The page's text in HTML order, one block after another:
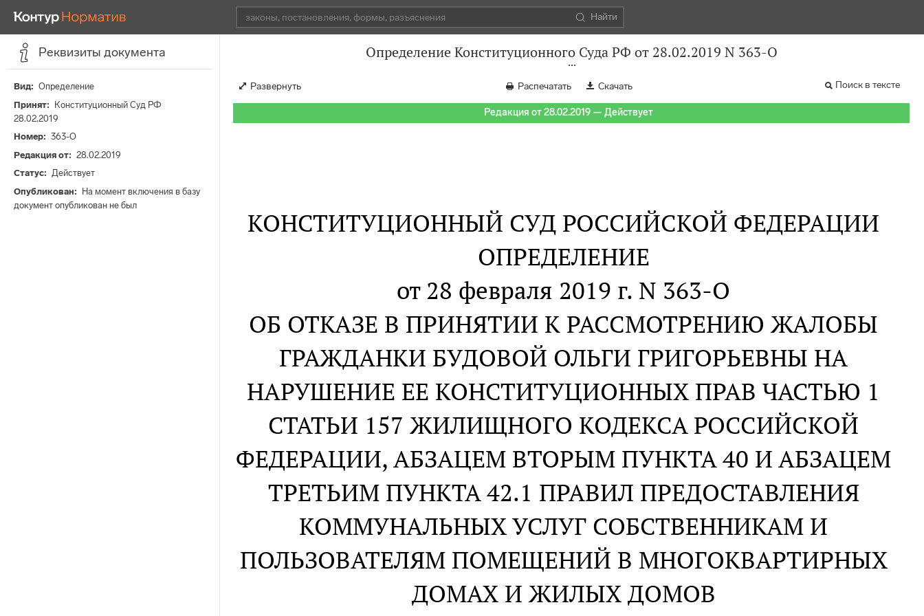
Найти
Реквизиты документа
Вид
Определение
Принят
Конституционный Суд РФ
28.02.2019
Номер
363-О
Редакция от
28.02.2019
Статус
Действует
Опубликован
На момент включения в базу
документ опубликован не был
Определение Конституционного Суда РФ от 28.02.2019 N 363-О
Развернуть Распечатать Скачать Поиск в тексте
Редакция от 28.02.2019 — Действует
КОНСТИТУЦИОННЫЙ СУД РОССИЙСКОЙ ФЕДЕРАЦИИ
ОПРЕДЕЛЕНИЕ
от 28 февраля 2019 г. N 363-О
ОБ ОТКАЗЕ В ПРИНЯТИИ К РАССМОТРЕНИЮ ЖАЛОБЫ
ГРАЖДАНКИ БУДОВОЙ ОЛЬГИ ГРИГОРЬЕВНЫ НА
НАРУШЕНИЕ ЕЕ КОНСТИТУЦИОННЫХ ПРАВ ЧАСТЬЮ 1
СТАТЬИ 157 ЖИЛИЩНОГО КОДЕКСА РОССИЙСКОЙ
ФЕДЕРАЦИИ, АБЗАЦЕМ ВТОРЫМ ПУНКТА 40 И АБЗАЦЕМ
ТРЕТЬИМ ПУНКТА 42.1 ПРАВИЛ ПРЕДОСТАВЛЕНИЯ
КОММУНАЛЬНЫХ УСЛУГ СОБСТВЕННИКАМ И
ПОЛЬЗОВАТЕЛЯМ ПОМЕЩЕНИЙ В МНОГОКВАРТИРНЫХ
ДОМАХ И ЖИЛЫХ ДОМОВ